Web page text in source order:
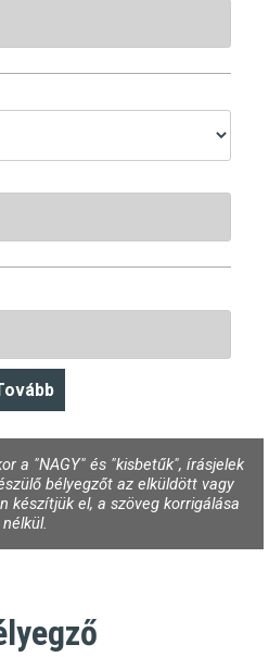
a "NAGY" és "kisbetűk", írásjelek
bélyegzőt az elküldött vagy
készítjük el, a szöveg korrigálása
nélkül.